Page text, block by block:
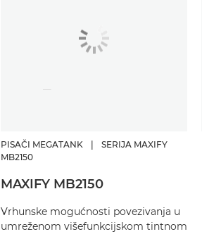
PISAČI MEGATANK
SERIJA MAXIFY
MB2150
MAXIFY MB2150
Vrhunske mogućnosti povezivanja u
umreženom višefunkcijskom tintnom